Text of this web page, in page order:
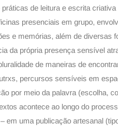
de leitura e escrita
presenciais em grupo,
e memórias, além de diversas
da própria presença sensível
de maneiras de
percursos sensíveis em
por meio da palavra (escolha,
acontece ao longo do
em uma publicação artesanal